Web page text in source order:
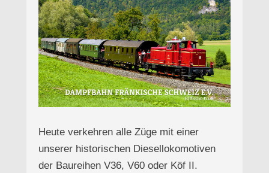
Heute verkehren alle Züge mit einer
unserer historischen Diesellokomotiven
der Baureihen V36, V60 oder Köf II.